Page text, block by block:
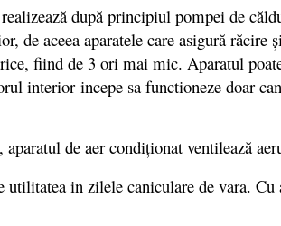
după principiul pompei de
de aceea aparatele care asigură
fiind de 3 ori mai mic. Aparatul
interior incepe sa functioneze doar
aparatul de aer condiţionat ventilează
utilitatea in zilele caniculare de vara.